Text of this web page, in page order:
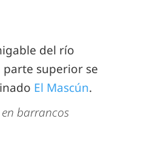
del río
parte superior se
El Mascún.
barrancos